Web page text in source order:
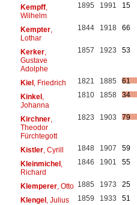
Kempff,
Wilhelm
1895 1991 15
Kempter,
Lothar
1844 1918 66
Kerker,
Gustave
Adolphe
1857 1923 53
Kiel, Friedrich 1821 1885
61
Kinkel,
Johanna
1810 1858 34
Kirchner,
Theodor
Fürchtegott
1823 1903 79
Kistler, Cyrill 1848 1907
59
Kleinmichel,
Richard
1846 1901 55
Klemperer, Otto 1885 1973
25
Klengel, Julius 1859 1933
51